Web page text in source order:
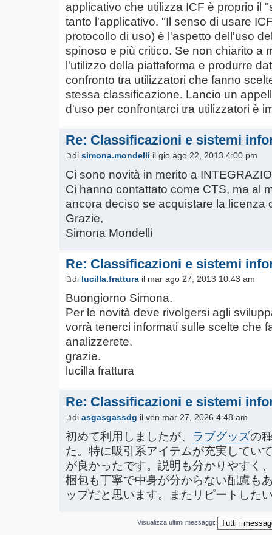
applicativo che utilizza ICF è proprio il
tanto l'applicativo. "Il senso di usare
protocollo di uso) è l'aspetto dell'uso
spinoso e più critico. Se non chiarito a
l'utilizzo della piattaforma e produrre
confronto tra utilizzatori che fanno
stessa classificazione. Lancio un
d'uso per confrontarci tra utilizzatori è
Re: Classificazioni e sistemi
di simona.mondelli il gio ago 22, 2013 4:00 pm
Ci sono novità in merito a
Ci hanno contattato come CTS, ma al
ancora deciso se acquistare la licenza
Grazie,
Simona Mondelli
Re: Classificazioni e sistemi
di lucilla.frattura il mar ago 27, 2013 10:43 am
Buongiorno Simona.
Per le novità deve rivolgersi agli
vorrà tenerci informati sulle scelte che
analizzerete.
grazie.
lucilla frattura
Re: Classificazioni e sistemi
di asgasgassdg il ven mar 27, 2026 4:48 am
初めて利用しましたが、 ラブグッズの
た。特に吸引系アイテムが充実してい
が良かったです。説明も分かりやすく
梱包も丁寧で中身が分からない配慮も
ップだと思います。またリピートした
Visualizza ultimi messaggi: